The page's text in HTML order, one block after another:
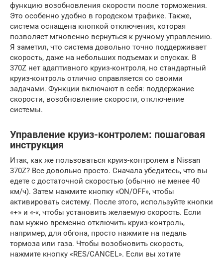
функцию возобновления скорости после торможения.
Это особенно удобно в городском трафике. Также,
система оснащена кнопкой отключения, которая
позволяет мгновенно вернуться к ручному управлению.
Я заметил, что система довольно точно поддерживает
скорость, даже на небольших подъемах и спусках. В
370Z нет адаптивного круиз-контроля, но стандартный
круиз-контроль отлично справляется со своими
задачами. Функции включают в себя: поддержание
скорости, возобновление скорости, отключение
системы.
Управление круиз-контролем: пошаговая
инструкция
Итак, как же пользоваться круиз-контролем в Nissan
370Z? Все довольно просто. Сначала убедитесь, что вы
едете с достаточной скоростью (обычно не менее 40
км/ч). Затем нажмите кнопку «ON/OFF», чтобы
активировать систему. После этого, используйте кнопки
«+» и «-«, чтобы установить желаемую скорость. Если
вам нужно временно отключить круиз-контроль,
например, для обгона, просто нажмите на педаль
тормоза или газа. Чтобы возобновить скорость,
нажмите кнопку «RES/CANCEL». Если вы хотите